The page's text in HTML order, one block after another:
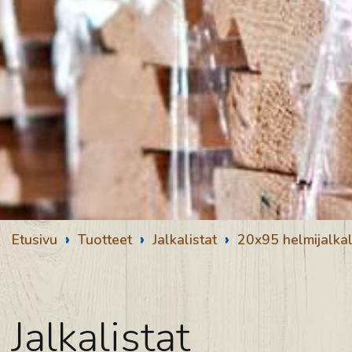
Etusivu › Tuotteet › Jalkalistat › 20x95
Jalkalistat